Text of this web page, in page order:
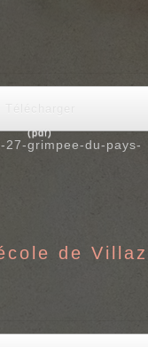
Télécharger
(pdf)
27-grimpee-du-pays-
de Villaz